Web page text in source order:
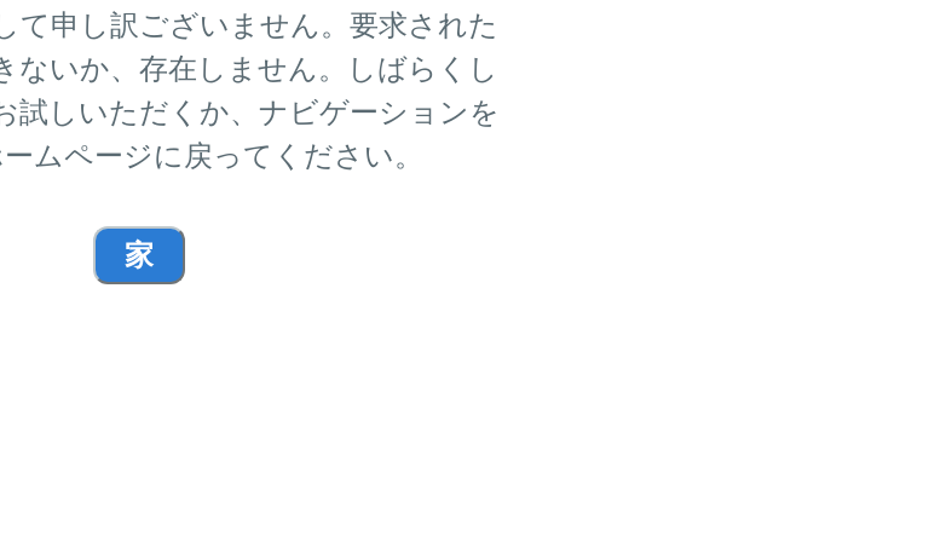
て申し訳ございません。要求された
ないか、存在しません。しばらくし
試しいただくか、ナビゲーションを
ムページに戻ってください。
家